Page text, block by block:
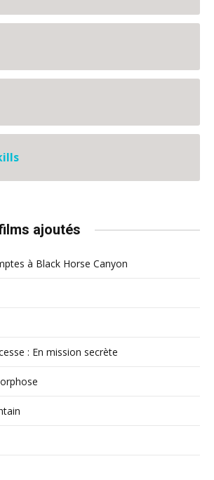
ajoutés
à Black Horse Canyon
: En mission secrète